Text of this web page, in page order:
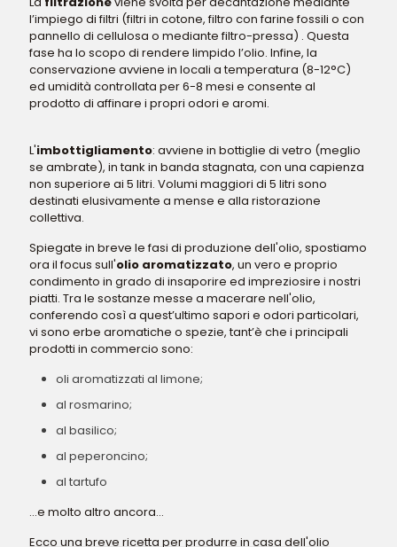
l’impiego di filtri (filtri in cotone, filtro con farine fossili o con
pannello di cellulosa o mediante filtro-pressa) . Questa
fase ha lo scopo di rendere limpido l’olio. Infine, la
conservazione avviene in locali a temperatura (8-12°C)
ed umidità controllata per 6-8 mesi e consente al
prodotto di affinare i propri odori e aromi.
L'imbottigliamento: avviene in bottiglie di vetro (meglio
se ambrate), in tank in banda stagnata, con una capienza
non superiore ai 5 litri. Volumi maggiori di 5 litri sono
destinati elusivamente a mense e alla ristorazione
collettiva.
Spiegate in breve le fasi di produzione dell'olio, spostiamo
ora il focus sull'olio aromatizzato, un vero e proprio
condimento in grado di insaporire ed impreziosire i nostri
piatti. Tra le sostanze messe a macerare nell'olio,
conferendo così a quest’ultimo sapori e odori particolari,
vi sono erbe aromatiche o spezie, tant’è che i principali
prodotti in commercio sono:
oli aromatizzati al limone;
al rosmarino;
al basilico;
al peperoncino;
al tartufo
...e molto altro ancora...
Ecco una breve ricetta per produrre in casa dell'olio